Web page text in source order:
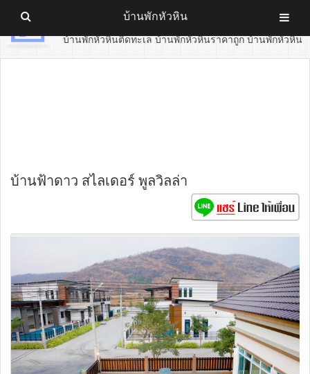
บ้านพักหัวหิน
บ้านพักหัวหินติดทะเล บ้านพักหัวหินราคาถูก บ้านพักหัวหิน
บ้านฟ้าดาว สไลเดอร์ พูลวิลล่า
บ้านพักหัวหิน